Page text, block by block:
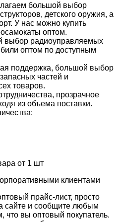
большой выбор
детского оружия, а
У нас можно купить
оптом.
выбор радиоуправляемых
оптом по доступным
поддержка, большой выбор
частей и
товаров.
прозрачное
из объема поставки.
от 1 шт
клиентами
прайс-лист, просто
сайте и сообщите любым
что вы оптовый покупатель.